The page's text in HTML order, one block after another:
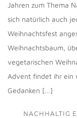
Jahren zum Thema
sich natürlich auch
Weihnachtsfest
Weihnachtsbaum,
vegetarischen
Advent findet ihr ein
Gedanken […]
NACHHALTIG